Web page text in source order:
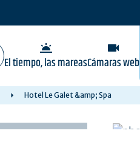
wb_twilight
El tiempo, las mareas
videocam
Cámaras web
Hotel Le Galet &amp; Spa